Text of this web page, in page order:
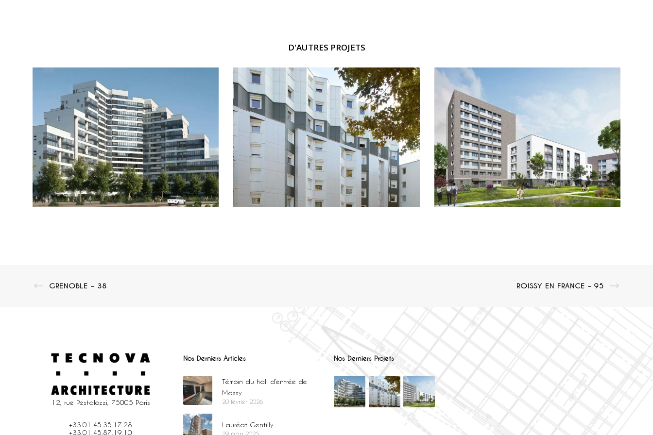
D'AUTRES PROJETS
GRENOBLE – 38 ROISSY EN FRANCE – 95
12, rue Pestalozzi, 75005 Paris
+33.01.45.35.17.28
+33.01.45.87.19.10
Nos Derniers Articles
Témoin du hall d’entrée de
Massy
20 février 2026
Lauréat Gentilly
29 mars 2025
Nos Derniers Projets